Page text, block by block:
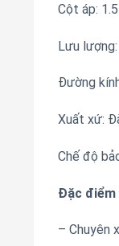
Cột áp:
Lưu
Đường
Xuất xứ:
Chế độ
Đặc điểm
– Chuyên